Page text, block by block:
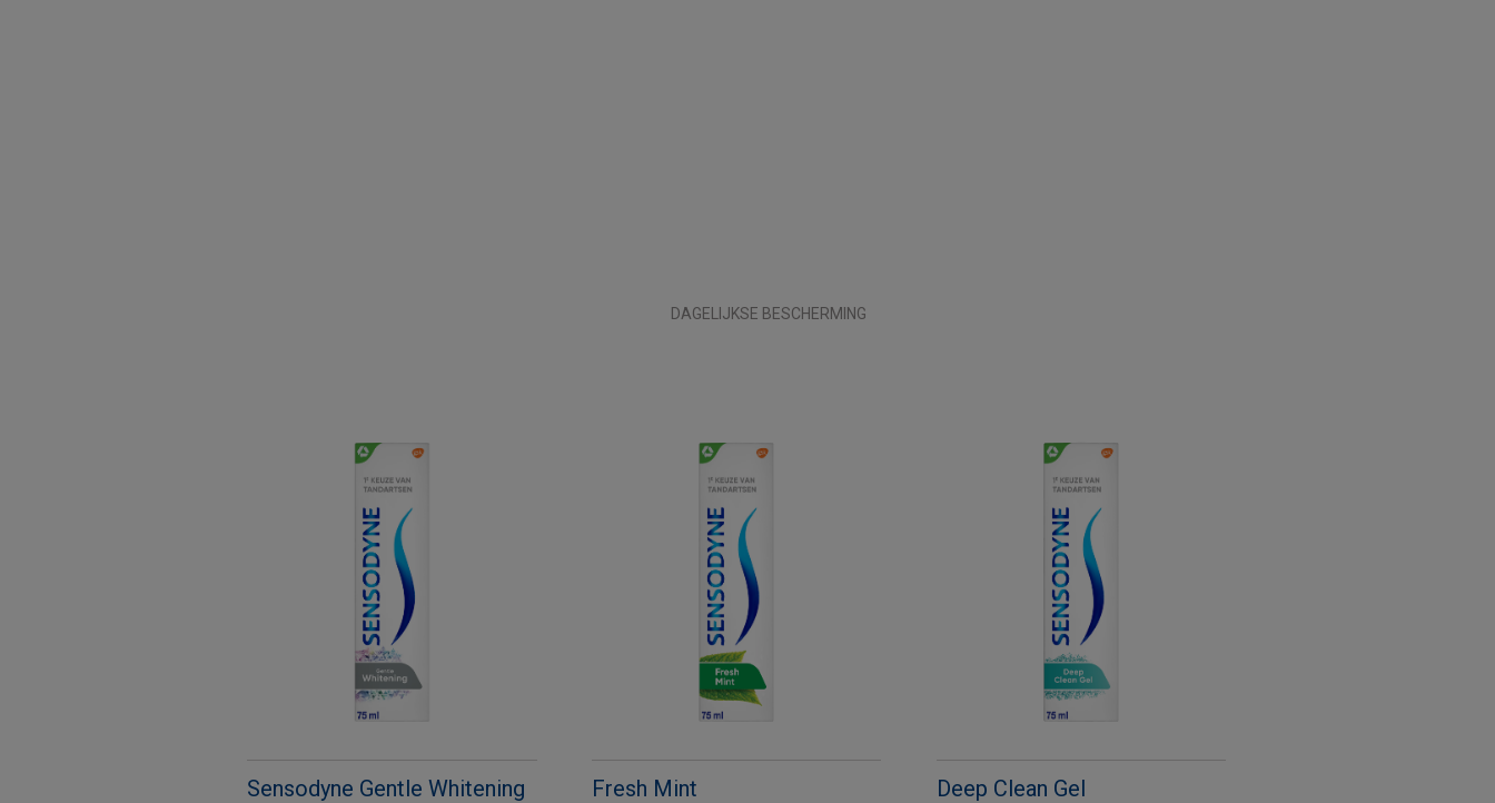
DAGELIJKSE BESCHERMING
Sensodyne Gentle Whitening Fresh Mint Deep Clean Gel